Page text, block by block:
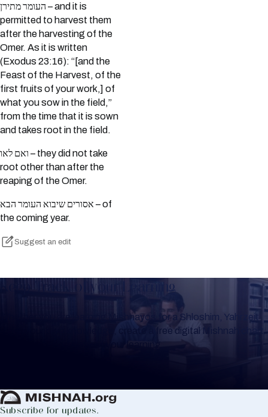
העומר מתירן – and it is
permitted to harvest them
after the harvesting of the
Omer. As it is written
(Exodus 23:16): “[and the
Feast of the Harvest, of the
first fruits of your work,] of
what you sow in the field,”
from the time that it is sown
and takes root in the field.
ואם לאו – they did not take
root other than after the
reaping of the Omer.
אסורים שיבוא העומר הבא – of
the coming year.
Suggest an edit
Keep Track of your Learning
Whether you are learning Mishnayos for a Shloshim, Yahrzeit
or for your own knowledge, create a free digital Mishnah chart
to help you keep track of your learning.
Subscribe for updates.